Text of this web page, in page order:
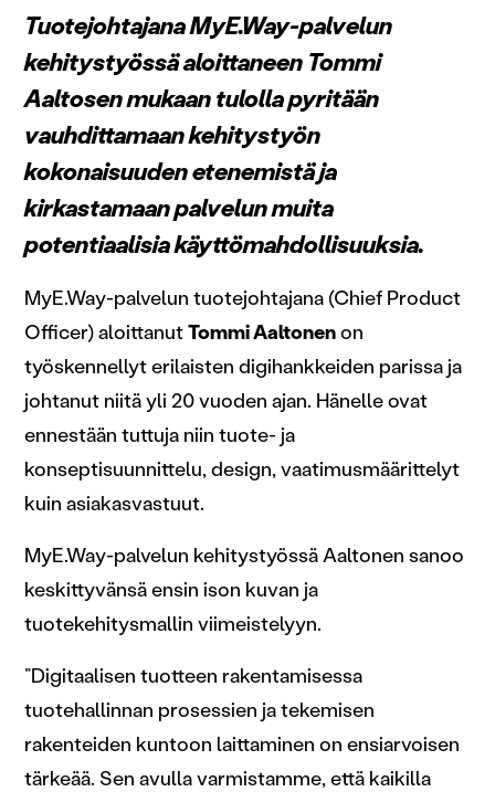
Tuotejohtajana MyE.Way-palvelun
kehitystyössä aloittaneen Tommi
Aaltosen mukaan tulolla pyritään
vauhdittamaan kehitystyön
kokonaisuuden etenemistä ja
kirkastamaan palvelun muita
potentiaalisia käyttömahdollisuuksia.
MyE.Way-palvelun tuotejohtajana (Chief Product
Officer) aloittanutTommi Aaltonenon
työskennellyt erilaisten digihankkeiden parissa ja
johtanut niitä yli 20 vuoden ajan. Hänelle ovat
ennestään tuttuja niin tuote- ja
konseptisuunnittelu, design, vaatimusmäärittelyt
kuin asiakasvastuut.
MyE.Way-palvelun kehitystyössä Aaltonen sanoo
keskittyvänsä ensin ison kuvan ja
tuotekehitysmallin viimeistelyyn.
”Digitaalisen tuotteen rakentamisessa
tuotehallinnan prosessien ja tekemisen
rakenteiden kuntoon laittaminen on ensiarvoisen
tärkeää. Sen avulla varmistamme, että kaikilla